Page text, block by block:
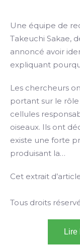
Une équipe de
Takeuchi Sakae,
annoncé avoir
expliquant
Les chercheurs
portant sur le
cellules
oiseaux. Ils ont
existe une forte
produisant la…
Cet extrait
Tous droits